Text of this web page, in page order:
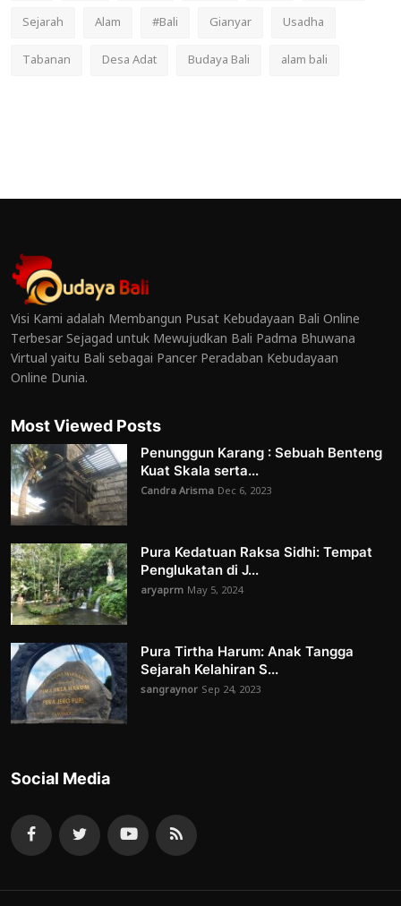
Sejarah
Alam #Bali Gianyar
Usadha
Tabanan
Desa Adat Budaya Bali alam bali
Visi Kami adalah Membangun Pusat Kebudayaan Bali Online
Terbesar Sejagad untuk Mewujudkan Bali Padma Bhuwana
Virtual yaitu Bali sebagai Pancer Peradaban Kebudayaan
Online Dunia.
Most Viewed Posts
Penunggun Karang : Sebuah Benteng
Kuat Skala serta...
Candra Arisma Dec 6, 2023
Pura Kedatuan Raksa Sidhi: Tempat
Penglukatan di J...
aryaprm May 5, 2024
Pura Tirtha Harum: Anak Tangga
Sejarah Kelahiran S...
sangraynor Sep 24, 2023
Social Media